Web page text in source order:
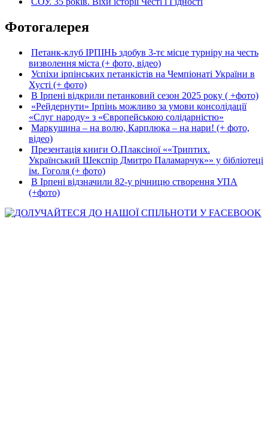
Фотогалерея
Петанк-клуб ІРПІНЬ здобув 3-тє місце турніру на честь
визволення міста (+ фото, відео)
Успіхи ірпінських петанкістів на Чемпіонаті України в
Хусті (+ фото)
В Ірпені відкрили петанковий сезон 2025 року ( +фото)
«Рейдернути» Ірпінь можливо за умови консолідації
«Слуг народу» з «Європейською солідарністю»
Маркушина – на волю, Карплюка – на нари! (+ фото,
відео)
Презентація книги О.Плаксіної ««Триптих.
Український Шекспір Дмитро Паламарчук»» у бібліотеці
ім. Гоголя (+ фото)
В Ірпені відзначили 82-у річницю створення УПА
(+фото)